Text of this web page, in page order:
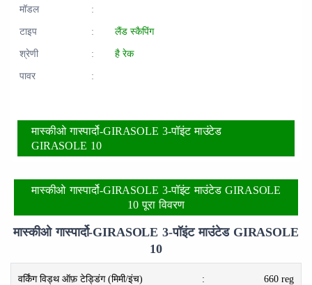
मॉडल
:
टाइप
:
लैंड स्कैपिंग
श्रेणी
:
है रेक
पावर
:
मास्कीओ गास्पार्दो-GIRASOLE 3-पॉइंट माउंटेड
GIRASOLE 10
मास्कीओ गास्पार्दो-GIRASOLE 3-पॉइंट माउंटेड GIRASOLE
10 पूरा विवरण
मास्कीओ गास्पार्दो-GIRASOLE 3-पॉइंट माउंटेड GIRASOLE
10
वर्किंग विड्थ ऑफ़ टेड्डिंग (मिमी/इंच) : 660 reg